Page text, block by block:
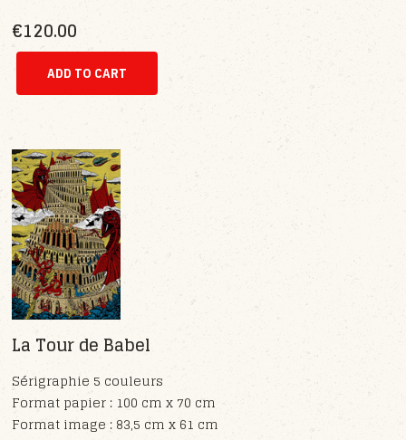
€120.00
La Tour de Babel
Sérigraphie 5 couleurs
Format papier : 100 cm x 70 cm
Format image : 83,5 cm x 61 cm